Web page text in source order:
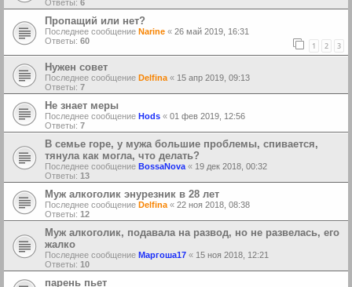
Ответы: 6
Пропащий или нет?
Последнее сообщение Narine « 26 май 2019, 16:31
Ответы: 60 1 2 3
Нужен совет
Последнее сообщение Delfina « 15 апр 2019, 09:13
Ответы: 7
Не знает меры
Последнее сообщение Hods « 01 фев 2019, 12:56
Ответы: 7
В семье горе, у мужа большие проблемы, спивается,
тянула как могла, что делать?
Последнее сообщение BossaNova « 19 дек 2018, 00:32
Ответы: 13
Муж алкоголик энурезник в 28 лет
Последнее сообщение Delfina « 22 ноя 2018, 08:38
Ответы: 12
Муж алкоголик, подавала на развод, но не развелась, его
жалко
Последнее сообщение Маргоша17 « 15 ноя 2018, 12:21
Ответы: 10
парень пьет